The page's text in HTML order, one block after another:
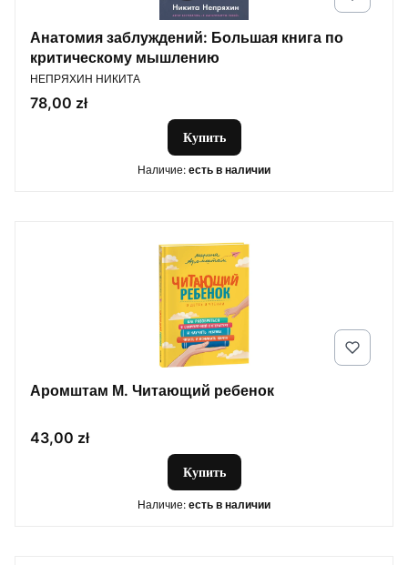
Анатомия заблуждений: Большая книга по
критическому мышлению
ПРОИЗВОДИТЕЛЬ
НЕПРЯХИН НИКИТА
Цена
78,00 zł
Купить
Наличие: есть в наличии
Аромштам М. Читающий ребенок
Цена
43,00 zł
Купить
Наличие: есть в наличии